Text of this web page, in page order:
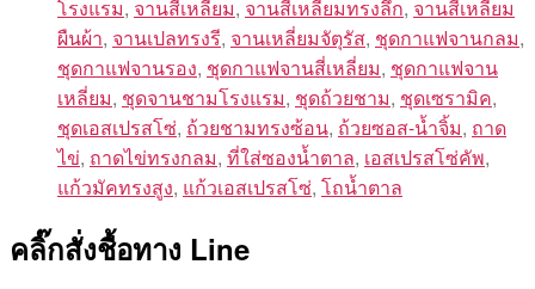
โรงแรม, จานสี่เหลี่ยม, จานสี่เหลี่ยมทรงลึก, จานสีเหลี่ยม
ผืนผ้า, จานเปลทรงรี, จานเหลี่ยมจัตุรัส, ชุดกาแฟจานกลม,
ชุดกาแฟจานรอง, ชุดกาแฟจานสี่เหลี่ยม, ชุดกาแฟจาน
เหลี่ยม, ชุดจานชามโรงแรม, ชุดถ้วยชาม, ชุดเซรามิค,
ชุดเอสเปรสโซ่, ถ้วยชามทรงซ้อน, ถ้วยซอส-น้ำจิ้ม, ถาด
ไข่, ถาดไข่ทรงกลม, ที่ใส่ซองน้ำตาล, เอสเปรสโซ่คัพ,
แก้วมัคทรงสูง, แก้วเอสเปรสโซ่, โถน้ำตาล
คลิ๊กสั่งชื้อทาง Line